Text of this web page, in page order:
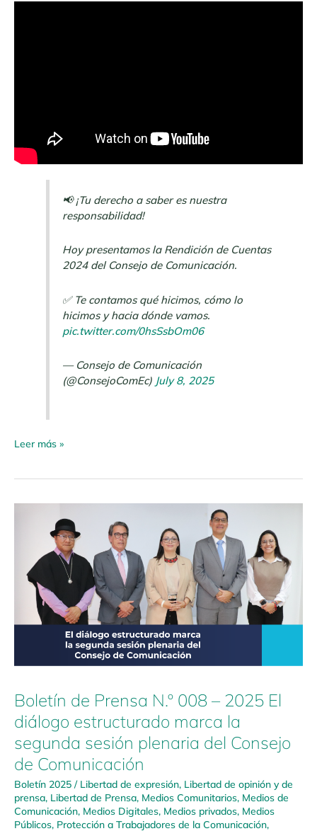
📢 ¡Tu derecho a saber es nuestra
responsabilidad!
Hoy presentamos la Rendición de Cuentas
2024 del Consejo de Comunicación.
✅ Te contamos qué hicimos, cómo lo
hicimos y hacia dónde vamos.
pic.twitter.com/0hsSsbOm06
— Consejo de Comunicación
(@ConsejoComEc) July 8, 2025
Leer más »
Boletín de Prensa N.º 008 – 2025 El
diálogo estructurado marca la
segunda sesión plenaria del Consejo
de Comunicación
Boletín 2025 / Libertad de expresión, Libertad de opinión y de
prensa, Libertad de Prensa, Medios Comunitarios, Medios de
Comunicación, Medios Digitales, Medios privados, Medios
Públicos, Protección a Trabajadores de la Comunicación,
008
estructurado
marca
segunda
sesión
plenaria
del
Consejo
Comunicación